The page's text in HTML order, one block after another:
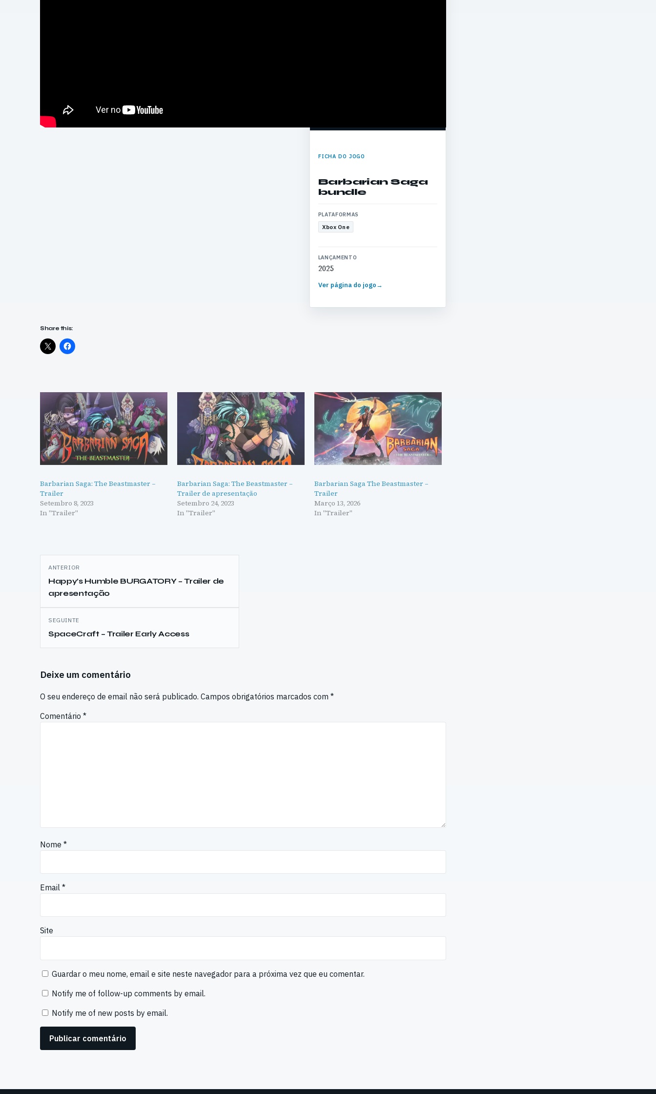
FICHA DO JOGO
Barbarian Saga
bundle
PLATAFORMAS
Xbox One
LANÇAMENTO
2025
Ver página do jogo→
Share this:
Barbarian Saga: The Beastmaster –
Trailer
Setembro 8, 2023
In "Trailer"
Barbarian Saga: The Beastmaster –
Trailer de apresentação
Setembro 24, 2023
In "Trailer"
Barbarian Saga The Beastmaster –
Trailer
Março 13, 2026
In "Trailer"
Navegação
de
artigos
ANTERIOR
Happy’s Humble BURGATORY – Trailer de
apresentação
SEGUINTE
SpaceCraft – Trailer Early Access
Deixe um comentário
O seu endereço de email não será publicado. Campos obrigatórios marcados com *
Comentário *
Nome *
Email *
Site
Guardar o meu nome, email e site neste navegador para a próxima vez que eu comentar.
Notify me of follow-up comments by email.
Notify me of new posts by email.